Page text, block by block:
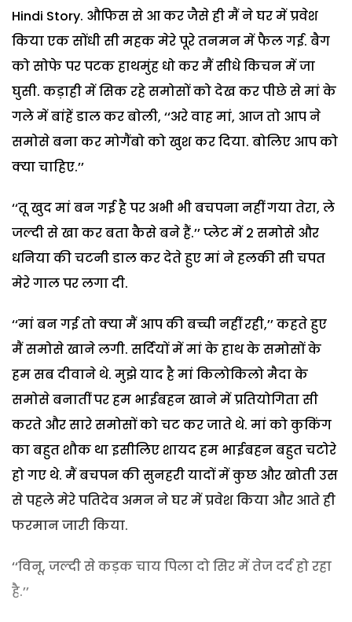
Hindi Story. औफिस से आ कर जैसे ही मैं ने घर में प्रवेश
किया एक सोंधी सी महक मेरे पूरे तनमन में फैल गई. बैग
को सोफे पर पटक हाथमुंह धो कर मैं सीधे किचन में जा
घुसी. कड़ाही में सिक रहे समोसों को देख कर पीछे से मां के
गले में बांहें डाल कर बोली, ‘‘अरे वाह मां, आज तो आप ने
समोसे बना कर मोगैंबो को खुश कर दिया. बोलिए आप को
क्या चाहिए.’’
‘‘तू खुद मां बन गई है पर अभी भी बचपना नहीं गया तेरा, ले
जल्दी से खा कर बता कैसे बने हैं.’’ प्लेट में 2 समोसे और
धनिया की चटनी डाल कर देते हुए मां ने हलकी सी चपत
मेरे गाल पर लगा दी.
‘‘मां बन गई तो क्या मैं आप की बच्ची नहीं रही,’’ कहते हुए
मैं समोसे खाने लगी. सर्दियों में मां के हाथ के समोसों के
हम सब दीवाने थे. मुझे याद है मां किलोकिलो मैदा के
समोसे बनातीं पर हम भाईबहन खाने में प्रतियोगिता सी
करते और सारे समोसों को चट कर जाते थे. मां को कुकिंग
का बहुत शौक था इसीलिए शायद हम भाईबहन बहुत चटोरे
हो गए थे. मैं बचपन की सुनहरी यादों में कुछ और खोती उस
से पहले मेरे पतिदेव अमन ने घर में प्रवेश किया और आते ही
फरमान जारी किया.
‘‘विनू, जल्दी से कड़क चाय पिला दो सिर में तेज दर्द हो रहा
है.’’